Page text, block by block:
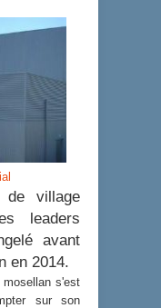
de village
leaders
avant
en 2014.
mosellan s'est
sur son